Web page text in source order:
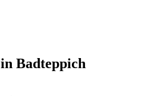
in Badteppich